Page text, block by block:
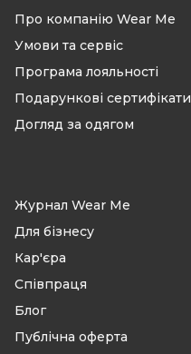
Про компанію Wear Me
Умови та сервіс
Програма лояльності
Подарункові сертифікати
Догляд за одягом
Журнал Wear Me
Для бізнесу
Кар'єра
Співпраця
Блог
Публічна оферта